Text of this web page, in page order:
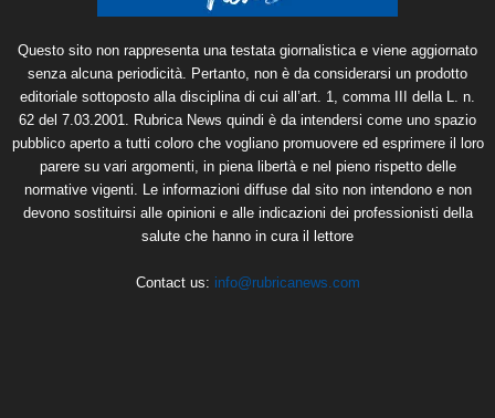
Questo sito non rappresenta una testata giornalistica e viene aggiornato
senza alcuna periodicità. Pertanto, non è da considerarsi un prodotto
editoriale sottoposto alla disciplina di cui all’art. 1, comma III della L. n.
62 del 7.03.2001. Rubrica News quindi è da intendersi come uno spazio
pubblico aperto a tutti coloro che vogliano promuovere ed esprimere il loro
parere su vari argomenti, in piena libertà e nel pieno rispetto delle
normative vigenti. Le informazioni diffuse dal sito non intendono e non
devono sostituirsi alle opinioni e alle indicazioni dei professionisti della
salute che hanno in cura il lettore
Contact us: info@rubricanews.com